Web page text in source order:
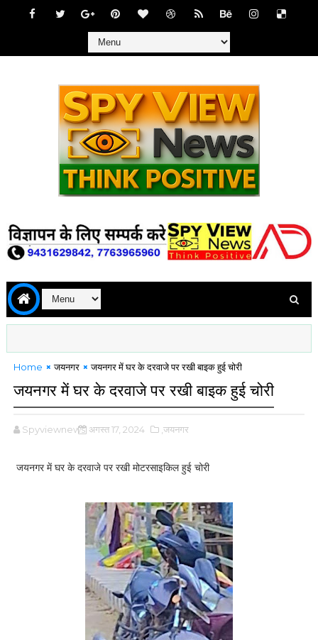
Home जयनगर जयनगर में घर के दरवाजे पर रखी बाइक हुई चोरी
जयनगर में घर के दरवाजे पर रखी बाइक हुई चोरी
Spyviewnews अगस्त 17, 2024 ,जयनगर
जयनगर में घर के दरवाजे पर रखी मोटरसाइकिल हुई चोरी